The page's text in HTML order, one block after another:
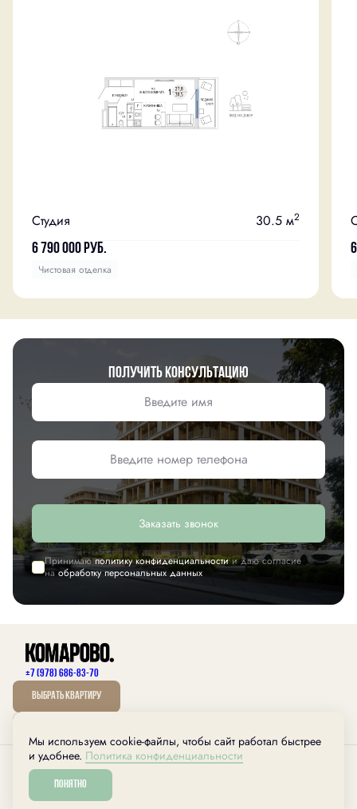
Студия 30.5 м2
6 790 000руб.
Чистовая отделка
Получить консультацию
Заказать звонок
Принимаюполитику конфиденциальностии даю согласие
наобработку персональных данных
+7 (978) 686-83-70
Выбрать квартиру
дом.рф
Любая информация, представленная на данном сайте,носит исключительно
информационный характер, не является публичной офертой, определяемой
положениями статьи 437 ГК РФ.
Мы используем cookie-файлы, чтобы сайт работал быстрее
и удобнее. Политика конфиденциальности
Понятно